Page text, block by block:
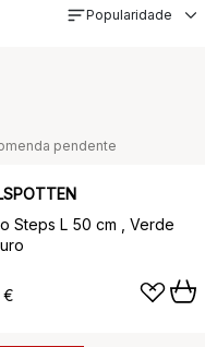
Popularidade
pendente
Steps L 50 cm , Verde
€